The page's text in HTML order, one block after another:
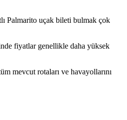
Palmarito uçak bileti bulmak çok
fiyatlar genellikle daha yüksek
mevcut rotaları ve havayollarını